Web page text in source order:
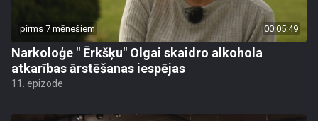
pirms 7 mēnešiem 00:05:49
Narkoloģe " Ērkšķu" Olgai skaidro alkohola
atkarības ārstēšanas iespējas
11. epizode